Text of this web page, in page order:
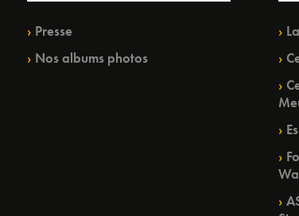
Presse
Nos albums photos